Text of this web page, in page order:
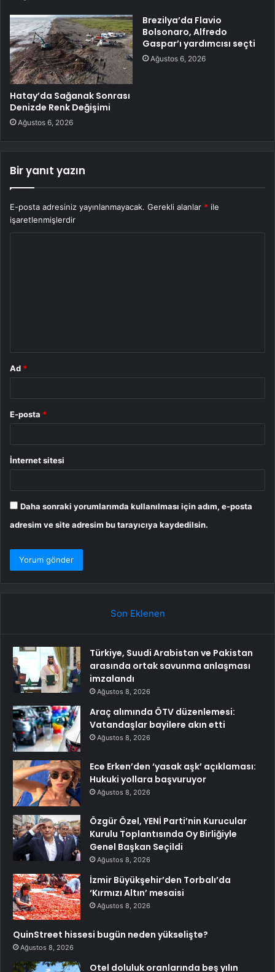
Hatay’da Sağanak Sonrası
Denizde Renk Değişimi
Ağustos 6, 2026
Brezilya’da Flavio
Bolsonaro, Alfredo
Gaspar’ı yardımcısı seçti
Ağustos 6, 2026
Bir yanıt yazın
E-posta adresiniz yayınlanmayacak. Gerekli alanlar * ile
işaretlenmişlerdir
Ad *
E-posta *
İnternet sitesi
Daha sonraki yorumlarımda kullanılması için adım, e-posta
adresim ve site adresim bu tarayıcıya kaydedilsin.
Son Eklenen
Türkiye, Suudi Arabistan ve Pakistan
arasında ortak savunma anlaşması
imzalandı
Ağustos 8, 2026
Araç alımında ÖTV düzenlemesi:
Vatandaşlar bayilere akın etti
Ağustos 8, 2026
Ece Erken’den ‘yasak aşk’ açıklaması:
Hukuki yollara başvuruyor
Ağustos 8, 2026
Özgür Özel, YENİ Parti’nin Kurucular
Kurulu Toplantısında Oy Birliğiyle
Genel Başkan Seçildi
Ağustos 8, 2026
İzmir Büyükşehir’den Torbalı’da
‘Kırmızı Altın’ mesaisi
Ağustos 8, 2026
QuinStreet hissesi bugün neden yükselişte?
Ağustos 8, 2026
Otel doluluk oranlarında beş yılın